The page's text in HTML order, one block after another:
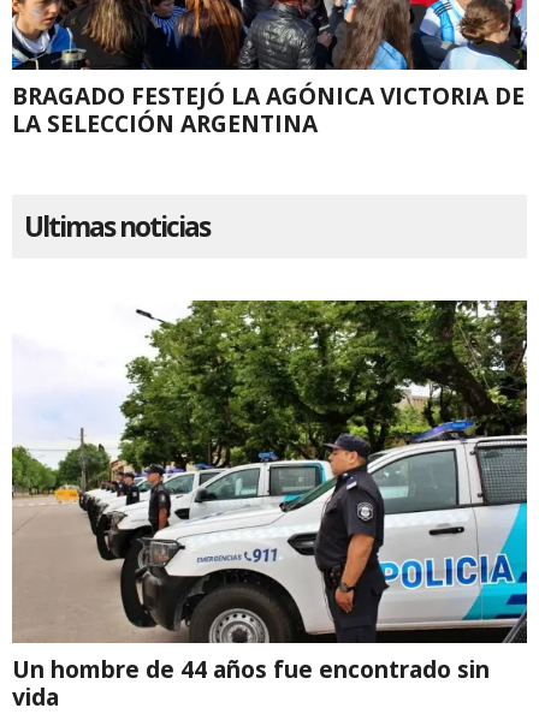
BRAGADO FESTEJÓ LA AGÓNICA VICTORIA DE
LA SELECCIÓN ARGENTINA
Ultimas noticias
Un hombre de 44 años fue encontrado sin
vida